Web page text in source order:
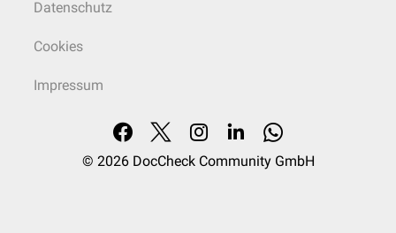
Datenschutz
Cookies
Impressum
© 2026 DocCheck Community GmbH